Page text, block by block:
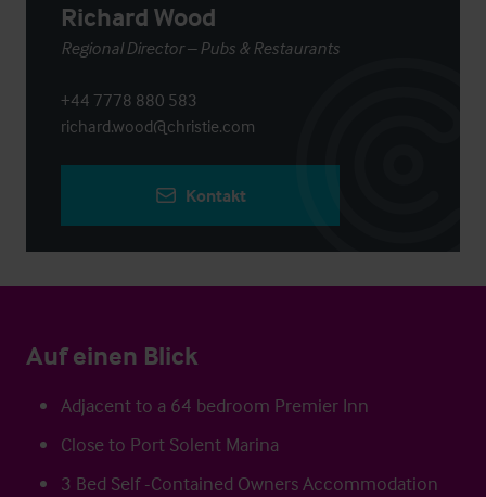
Richard Wood
Regional Director – Pubs & Restaurants
+44 7778 880 583
richard.wood@christie.com
Kontakt
Auf einen Blick
Adjacent to a 64 bedroom Premier Inn
Close to Port Solent Marina
3 Bed Self -Contained Owners Accommodation